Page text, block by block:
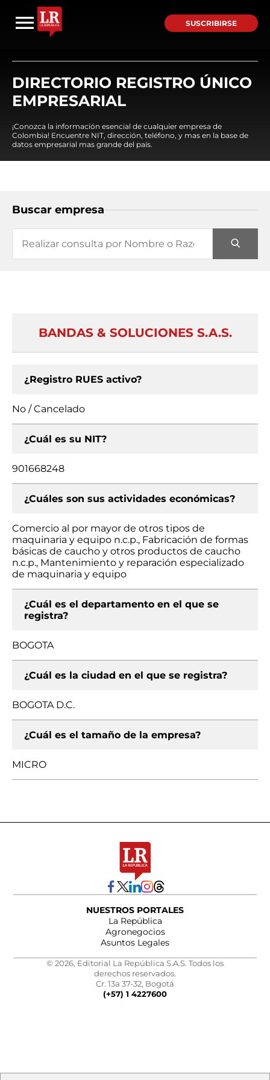
SUSCRIBIRSE
DIRECTORIO REGISTRO ÚNICO
EMPRESARIAL
¡Conozca la información esencial de cualquier empresa de
Colombia! Encuentre NIT, dirección, teléfono, y mas en la base de
datos empresarial mas grande del país.
Buscar empresa
BANDAS & SOLUCIONES S.A.S.
¿Registro RUES activo?
No / Cancelado
¿Cuál es su NIT?
901668248
¿Cuáles son sus actividades económicas?
Comercio al por mayor de otros tipos de
maquinaria y equipo n.c.p., Fabricación de formas
básicas de caucho y otros productos de caucho
n.c.p., Mantenimiento y reparación especializado
de maquinaria y equipo
¿Cuál es el departamento en el que se
registra?
BOGOTA
¿Cuál es la ciudad en el que se registra?
BOGOTA D.C.
¿Cuál es el tamaño de la empresa?
MICRO
NUESTROS PORTALES
La República
Agronegocios
Asuntos Legales
© 2026, Editorial La República S.A.S. Todos los
derechos reservados.
Cr. 13a 37-32, Bogotá
(+57) 1 4227600